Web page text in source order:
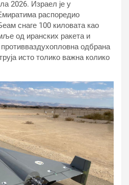
2026. Израел је у
распоредио
снаге 100 киловата као
од иранских ракета и
одбрана
исто толико важна колико